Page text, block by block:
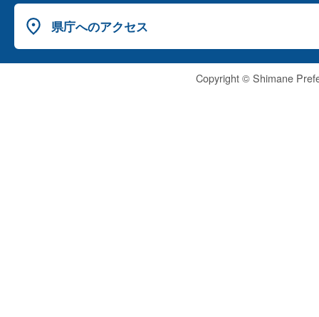
県庁へのアクセス
Copyright © Shimane